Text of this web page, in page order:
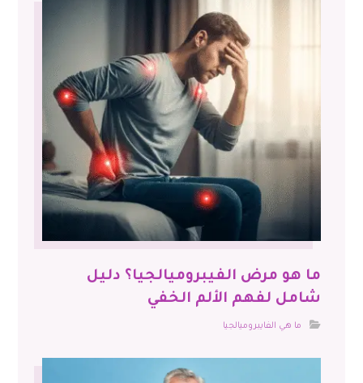
ما هو مرض الفيبروميالجيا؟ دليل
شامل لفهم الألم الخفي
ما هي الفايبروميالجيا